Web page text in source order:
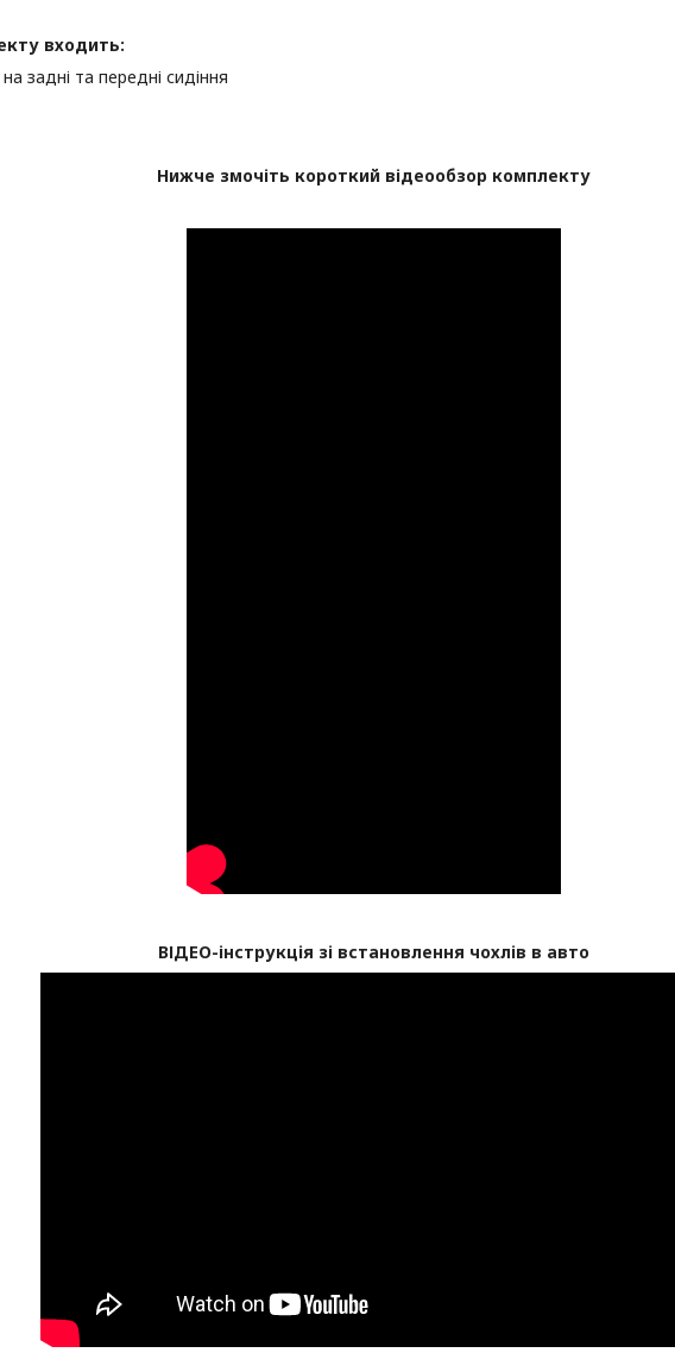
входить:
задні та передні сидіння
Нижче змочіть короткий відеообзор комплекту
ВІДЕО-інструкція зі встановлення чохлів в авто